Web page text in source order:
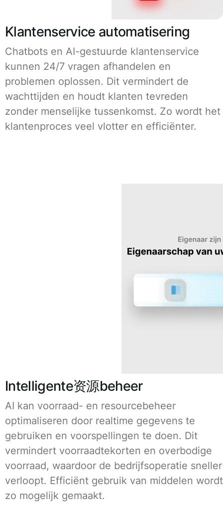
Klantenservice automatisering
Chatbots en AI-gestuurde klantenservice
kunnen 24/7 vragen afhandelen en
problemen oplossen. Dit vermindert de
wachttijden en houdt klanten tevreden
zonder menselijke tussenkomst. Zo wordt het
klantenproces veel vlotter en efficiënter.
Intelligente资源beheer
AI kan voorraad- en resourcebeheer
optimaliseren door realtime gegevens te
gebruiken en voorspellingen te doen. Dit
vermindert voorraadtekorten en overbodige
voorraad, waardoor de bedrijfsoperatie sneller
verloopt. Efficiënt gebruik van middelen wordt
zo mogelijk gemaakt.